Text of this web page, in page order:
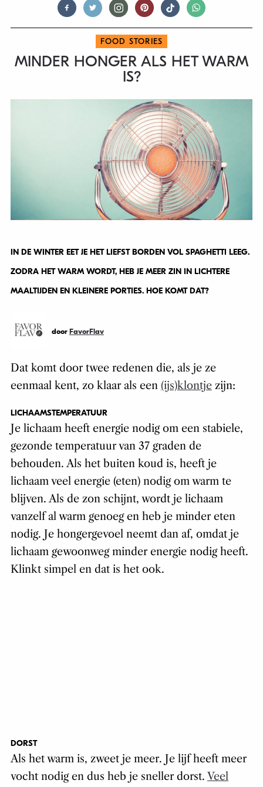
FOOD STORIES
MINDER HONGER ALS HET WARM
IS?
IN DE WINTER EET JE HET LIEFST BORDEN VOL SPAGHETTI LEEG.
ZODRA HET WARM WORDT, HEB JE MEER ZIN IN LICHTERE
MAALTIJDEN EN KLEINERE PORTIES. HOE KOMT DAT?
door FavorFlav
Dat komt door twee redenen die, als je ze
eenmaal kent, zo klaar als een (ijs)klontjezijn:
LICHAAMSTEMPERATUUR
Je lichaam heeft energie nodig om een stabiele,
gezonde temperatuur van 37 graden de
behouden. Als het buiten koud is, heeft je
lichaam veel energie (eten) nodig om warm te
blijven. Als de zon schijnt, wordt je lichaam
vanzelf al warm genoeg en heb je minder eten
nodig. Je hongergevoel neemt dan af, omdat je
lichaam gewoonweg minder energie nodig heeft.
Klinkt simpel en dat is het ook.
DORST
Als het warm is, zweet je meer. Je lijf heeft meer
vocht nodig en dus heb je sneller dorst. Veel